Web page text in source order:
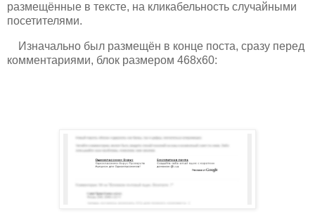
размещённые в тексте, на кликабельность случайными
посетителями.
Изначально был размещён в конце поста, сразу перед
комментариями, блок размером 468х60: